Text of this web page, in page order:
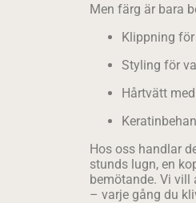
Men färg är bara
Klippning
Styling för
Hårtvätt
Hos oss handlar
stunds lugn, en
bemötande. Vi vill
– varje gång du